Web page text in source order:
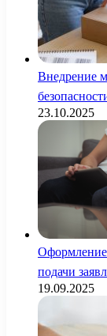
Внедрение
23.10.2025
Оформление
подачи
19.09.2025